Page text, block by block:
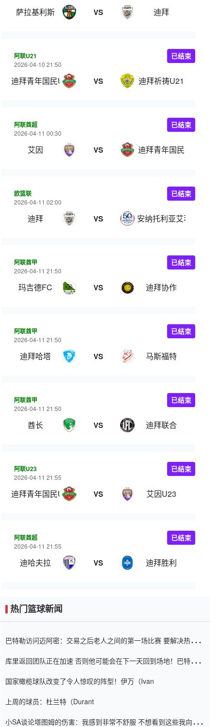
萨拉基利斯 VS 迪拜
阿联U21
2026-04-10 21:50
迪拜青年国民U21 VS 迪拜祈祷U21
已结束
阿联酋超
2026-04-11 00:30
艾因 VS 迪拜青年国民
已结束
欧篮联
2026-04-11 02:00
迪拜 VS 安纳托利亚艾菲斯
已结束
阿联酋甲
2026-04-11 21:50
玛吉德FC VS 迪拜协作
已结束
阿联酋甲
2026-04-11 21:50
迪拜哈塔 VS 马斯福特
已结束
阿联酋甲
2026-04-11 21:50
酋长 VS 迪拜联合
已结束
阿联U23
2026-04-11 21:55
迪拜青年国民U23 VS 艾因U23
已结束
阿联酋超
2026-04-11 21:55
迪哈夫拉 VS 迪拜胜利
已结束
热门篮球新闻
巴特勒访问迈阿密：交易之后老人之间的第一场比赛 要解决热情的
库里返回团队正在加速 否则他可能会在下一天回到场地！巴特勒迈
国家橄榄球队改变了令人惊叹的阵型！伊万（Ivan
上周的球员：杜兰特（Durant
小SA谈论塔图姆的伤害：我感到非常不舒服 不想看到这些我向他